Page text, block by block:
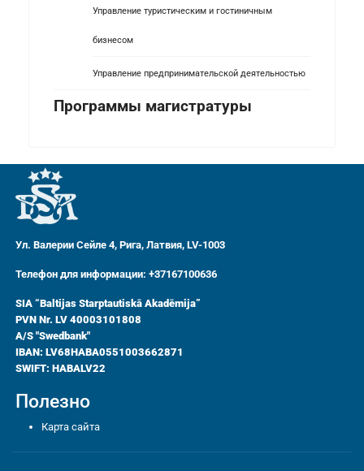
Управление туристическим и гостиничным
бизнесом
Управление предпринимательской деятельностью
Программы магистратуры
Ул. Валерии Сейле 4, Рига, Латвия, LV-1003
Телефон для информации: +37167100636
SIA “Baltijas Starptautiskā Akadēmija”
PVN Nr. LV 40003101808
A/S "Swedbank"
IBAN: LV68HABA0551003662871
SWIFT: HABALV22
Полезно
Карта сайта